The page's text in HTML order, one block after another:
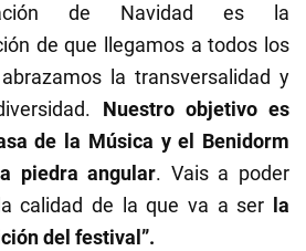
de Navidad es la
de que llegamos a todos los
la transversalidad y
Nuestro objetivo es
de la Música y el Benidorm
piedra angular. Vais a poder
calidad de la que va a ser
la
del festival”.